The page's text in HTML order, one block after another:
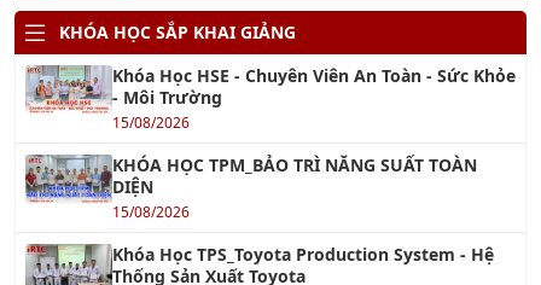
15/08/2026
KHÓA HỌC TPM_BẢO TRÌ NĂNG SUẤT TOÀN
DIỆN
15/08/2026
Thống Sản Xuất Toyota
15/08/2026
Purchasing Management
15/08/2026